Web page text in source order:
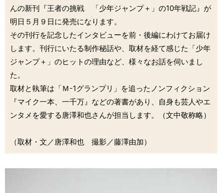
んの新刊『王者の挑戦 「少年ジャンプ＋」の10年戦記』が
明日５月９日に発売になります。
その刊行を記念したインタビューを前・後編にわけてお届け
します。刊行にいたる制作秘話や、取材を経て感じた「少年
ジャンプ＋」のヒットの理由など、様々なお話を伺いまし
た。
取材と執筆は「Ｍ-1グランプリ」を追ったノンフィクション
『マイク一本、一千万』などの著書があり、自身も芸人やエ
ンタメを愛する唐澤和也さんが担当します。（文中敬称略）
（取材・文／唐澤和也 撮影／藤澤由加）